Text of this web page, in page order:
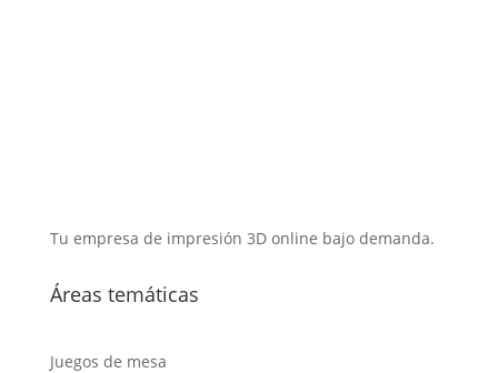
Tu empresa de impresión 3D online bajo demanda.
Áreas temáticas
Juegos de mesa